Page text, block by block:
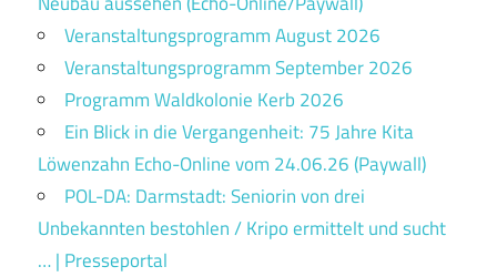
Veranstaltungsprogramm August 2026
Veranstaltungsprogramm September 2026
Programm Waldkolonie Kerb 2026
Ein Blick in die Vergangenheit: 75 Jahre Kita
Löwenzahn Echo-Online vom 24.06.26 (Paywall)
POL-DA: Darmstadt: Seniorin von drei
Unbekannten bestohlen / Kripo ermittelt und sucht
… | Presseportal